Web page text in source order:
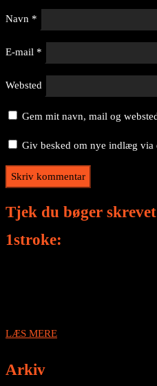
Navn *
E-mail *
Websted
Gem mit navn, mail og
Giv besked om nye indlæg via
Tjek du bøger
1stroke:
LÆS MERE
Arkiv